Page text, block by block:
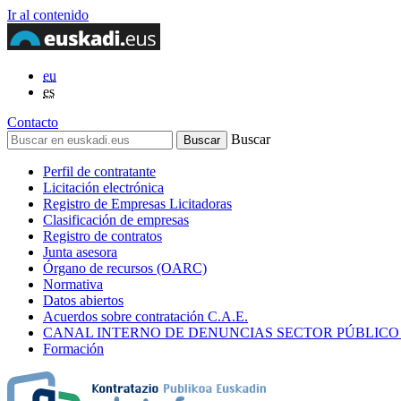
Ir al contenido
eu
es
Contacto
Buscar
Perfil de contratante
Licitación electrónica
Registro de Empresas Licitadoras
Clasificación de empresas
Registro de contratos
Junta asesora
Órgano de recursos (OARC)
Normativa
Datos abiertos
Acuerdos sobre contratación C.A.E.
CANAL INTERNO DE DENUNCIAS SECTOR
Formación